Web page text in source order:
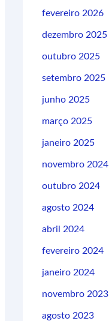
fevereiro 2026
dezembro 2025
outubro 2025
setembro 2025
junho 2025
março 2025
janeiro 2025
novembro 2024
outubro 2024
agosto 2024
abril 2024
fevereiro 2024
janeiro 2024
novembro 2023
agosto 2023